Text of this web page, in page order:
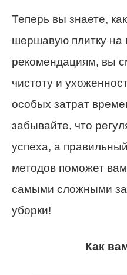
Теперь вы знаете,
шершавую плитку на
рекомендациям, вы
чистоту и
особых затрат
забывайте, что
успеха, а
методов поможет
самыми сложными
уборки!
Как